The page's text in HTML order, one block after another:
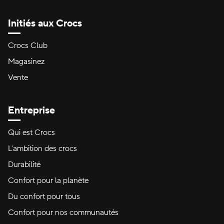
Initiés aux Crocs
Crocs Club
Magasinez
Vente
Entreprise
Qui est Crocs
L'ambition des crocs
Durabilité
Confort pour la planète
Du confort pour tous
Confort pour nos communautés